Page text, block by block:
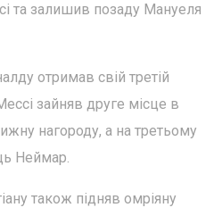
та залишив позаду Мануеля
отримав свій третій
зайняв друге місце в
нагороду, а на третьому
Неймар.
також підняв омріяну